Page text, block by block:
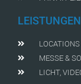
LEISTUNGEN
MESSE &
LICHT,